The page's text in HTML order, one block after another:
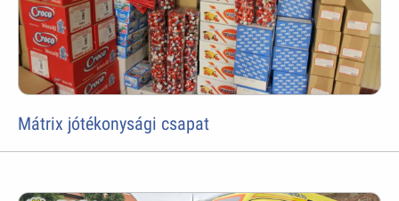
Mátrix jótékonysági csapat